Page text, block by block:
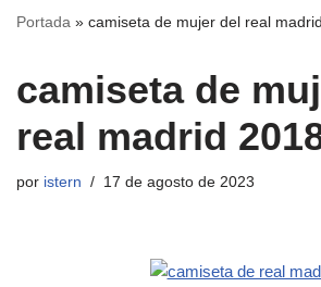
Portada » camiseta de mujer del real
camiseta de
real madrid
por istern 17 de agosto de 2023